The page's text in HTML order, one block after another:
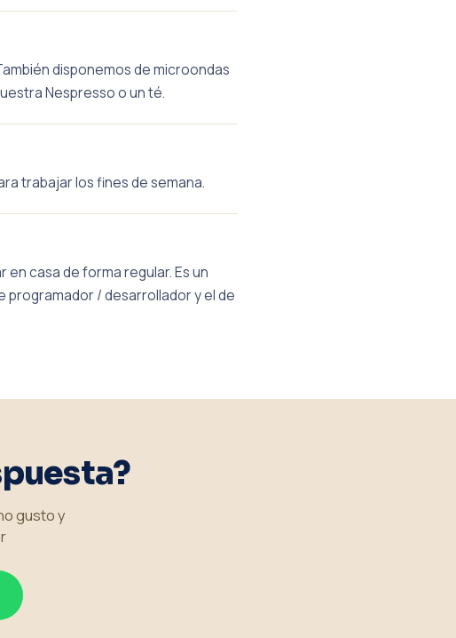
disponemos de microondas
Nespresso o un té.
trabajar los fines de semana.
casa de forma regular. Es un
programador / desarrollador y el de
gusto y